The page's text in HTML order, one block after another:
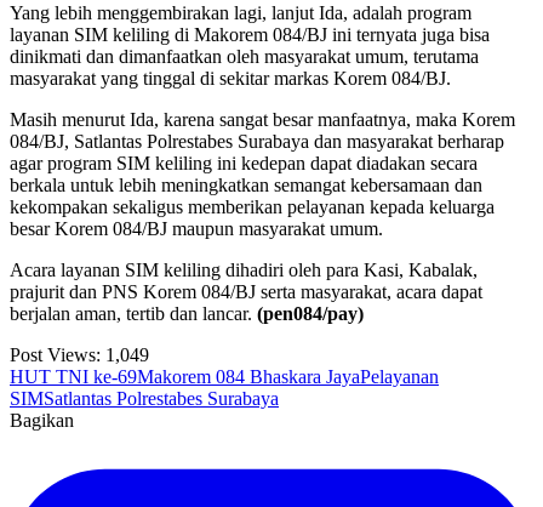
Yang lebih menggembirakan lagi, lanjut Ida, adalah program
layanan SIM keliling di Makorem 084/BJ ini ternyata juga bisa
dinikmati dan dimanfaatkan oleh masyarakat umum, terutama
masyarakat yang tinggal di sekitar markas Korem 084/BJ.
Masih menurut Ida, karena sangat besar manfaatnya, maka Korem
084/BJ, Satlantas Polrestabes Surabaya dan masyarakat berharap
agar program SIM keliling ini kedepan dapat diadakan secara
berkala untuk lebih meningkatkan semangat kebersamaan dan
kekompakan sekaligus memberikan pelayanan kepada keluarga
besar Korem 084/BJ maupun masyarakat umum.
Acara layanan SIM keliling dihadiri oleh para Kasi, Kabalak,
prajurit dan PNS Korem 084/BJ serta masyarakat, acara dapat
berjalan aman, tertib dan lancar. (pen084/pay)
Post Views: 1,049
HUT TNI ke-69Makorem 084 Bhaskara JayaPelayanan
SIMSatlantas Polrestabes Surabaya
Bagikan